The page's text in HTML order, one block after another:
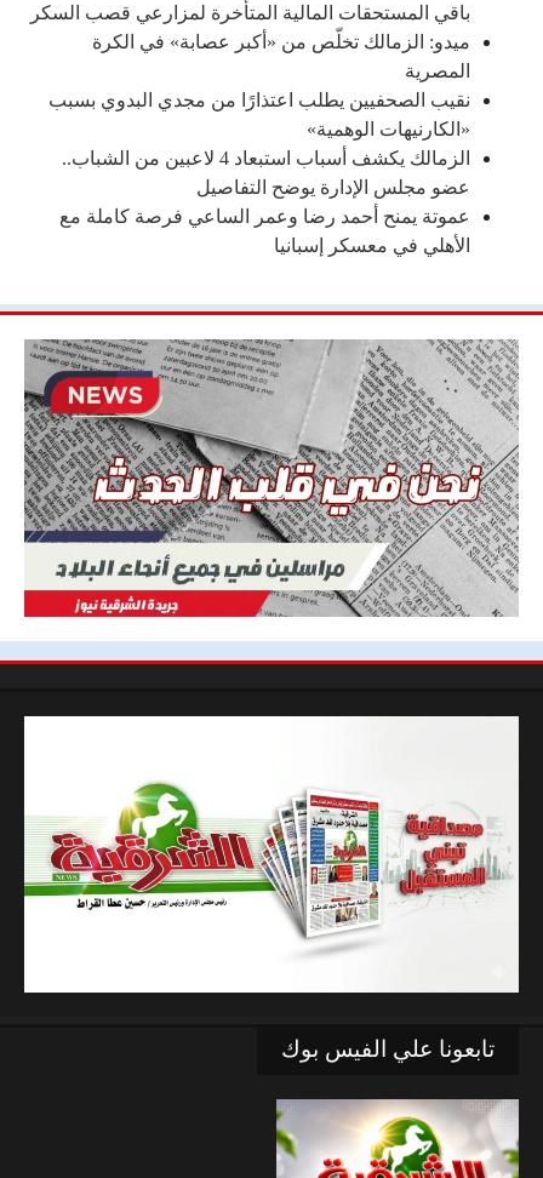
باقي المستحقات المالية المتأخرة لمزارعي قصب السكر
ميدو: الزمالك تخلّص من «أكبر عصابة» في الكرة
المصرية
نقيب الصحفيين يطلب اعتذارًا من مجدي البدوي بسبب
«الكارنيهات الوهمية»
الزمالك يكشف أسباب استبعاد 4 لاعبين من الشباب..
عضو مجلس الإدارة يوضح التفاصيل
عموتة يمنح أحمد رضا وعمر الساعي فرصة كاملة مع
الأهلي في معسكر إسبانيا
تابعونا علي الفيس بوك